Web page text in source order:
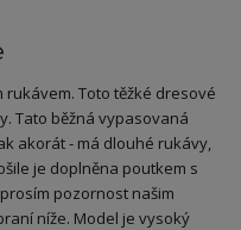
rukávem. Toto těžké dresové
Tato běžná vypasovaná
akorát - má dlouhé rukávy,
je doplněna poutkem s
pozornost našim
níže. Model je vysoký